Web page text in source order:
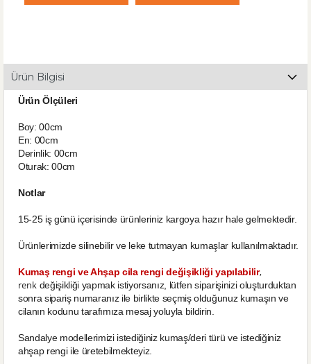
Ürün Bilgisi
Ürün Ölçüleri
Boy: 00cm
En: 00cm
Derinlik: 00cm
Oturak: 00cm
Notlar
15-25 iş günü içerisinde ürünleriniz kargoya hazır hale gelmektedir.
Ürünlerimizde silinebilir ve leke tutmayan kumaşlar kullanılmaktadır.
Kumaş rengi ve Ahşap cila rengi değişikliği yapılabilir,
renk değişikliği yapmak istiyorsanız, lütfen siparişinizi oluşturduktan
sonra sipariş numaranız ile birlikte seçmiş olduğunuz kumaşın ve
cilanın kodunu tarafımıza mesaj yoluyla bildirin.
Sandalye modellerimizi istediğiniz kumaş/deri türü ve istediğiniz
ahşap rengi ile üretebilmekteyiz.